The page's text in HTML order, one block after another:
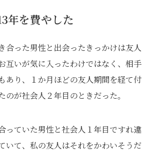
年を費やした
合った男性と出会ったきっかけは友人
互いが気に入ったわけではなく、相手
あり、１か月ほどの友人期間を経て付
のが社会人２年目のときだった。
っていた男性と社会人１年目ですれ違
いて、私の友人はそれをかわいそうだ